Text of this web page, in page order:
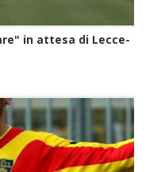
in attesa di Lecce-